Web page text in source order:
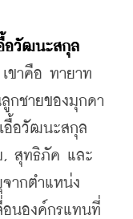
อวัฒนะสกุล
เขาคือ ทายาท
กชายของมุกดา
อื้อวัฒนะสกุล
, สุทธิภัค และ
ากตำแหน่ง
อนองค์กรแทนที่